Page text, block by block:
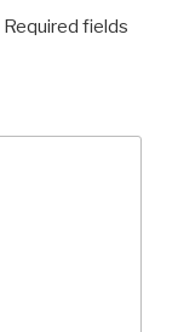
Required fields